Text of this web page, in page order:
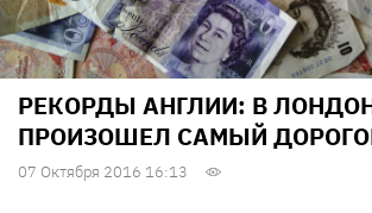
РЕКОРДЫ АНГЛИИ: В
ПРОИЗОШЕЛ САМЫЙ
07 Октября 2016 16:13